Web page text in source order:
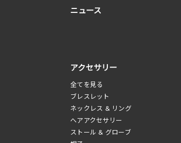
ニュース
アクセサリー
全てを見る
ブレスレット
ネックレス & リング
へアアクセサリー
ストール & グローブ